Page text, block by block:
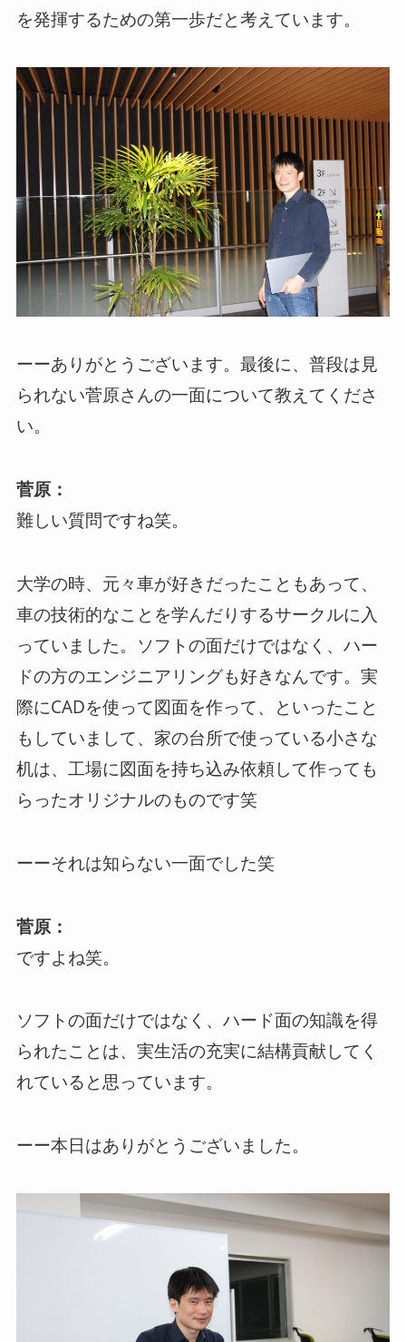
を発揮するための第一歩だと考えています。
ーーありがとうございます。最後に、普段は見
られない菅原さんの一面について教えてくださ
い。
菅原：
難しい質問ですね笑。
大学の時、元々車が好きだったこともあって、
車の技術的なことを学んだりするサークルに入
っていました。ソフトの面だけではなく、ハー
ドの方のエンジニアリングも好きなんです。実
際にCADを使って図面を作って、といったこと
もしていまして、家の台所で使っている小さな
机は、工場に図面を持ち込み依頼して作っても
らったオリジナルのものです笑
ーーそれは知らない一面でした笑
菅原：
ですよね笑。
ソフトの面だけではなく、ハード面の知識を得
られたことは、実生活の充実に結構貢献してく
れていると思っています。
ーー本日はありがとうございました。